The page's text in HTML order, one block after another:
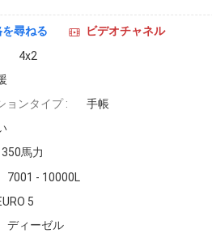
尋ねる
ビデオチャネル
4x2
ョンタイプ :
手帳
馬力
7001 - 10000L
5
ディーゼル